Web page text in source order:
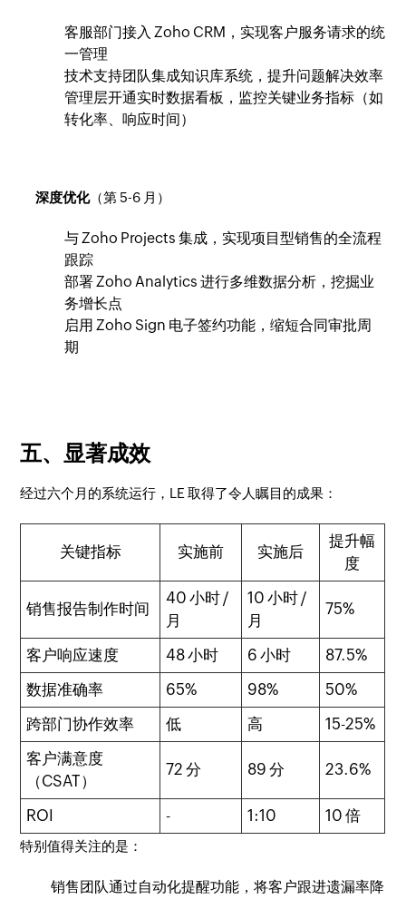
客服部门接入 Zoho CRM，实现客户服务请求的统
一管理
技术支持团队集成知识库系统，提升问题解决效率
管理层开通实时数据看板，监控关键业务指标（如
转化率、响应时间）
深度优化（第 5-6 月）
与 Zoho Projects 集成，实现项目型销售的全流程
跟踪
部署 Zoho Analytics 进行多维数据分析，挖掘业
务增长点
启用 Zoho Sign 电子签约功能，缩短合同审批周
期
五、显著成效
经过六个月的系统运行，LE 取得了令人瞩目的成果：
关键指标 实施前 实施后
提升幅
度
销售报告制作时间
40 小时 /
月
10 小时 /
月
75%
客户响应速度 48 小时 6 小时
87.5%
数据准确率
65% 98%
50%
跨部门协作效率
低 高
15-25%
客户满意度
（CSAT）
72 分 89 分 23.6%
ROI - 1:10 10 倍
特别值得关注的是：
销售团队通过自动化提醒功能，将客户跟进遗漏率降